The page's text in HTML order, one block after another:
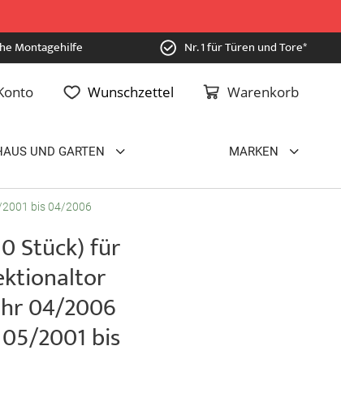
Montagehilfe Nr. 1 für Türen und Tore*
Warenkorb
Wunschzettel
UND GARTEN MARKEN
2001 bis 04/2006
Stück) für
04/2006
2001 bis